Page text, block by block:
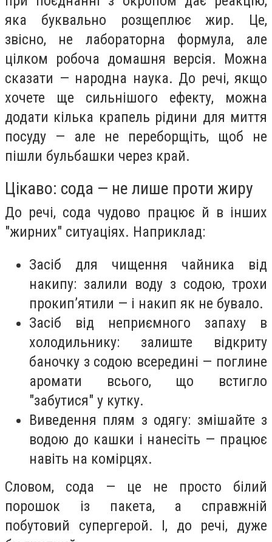
яка буквально розщеплює жир. Це,
звісно, не лабораторна формула, але
цілком робоча домашня версія. Можна
сказати — народна наука. До речі, якщо
хочете ще сильнішого ефекту, можна
додати кілька крапель рідини для миття
посуду — але не переборщіть, щоб не
пішли бульбашки через край.
Цікаво: сода — не лише проти жиру
До речі, сода чудово працює й в інших
"жирних" ситуаціях. Наприклад:
Засіб для чищення чайника від
накипу: залили воду з содою, трохи
прокип’ятили — і накип як не бувало.
Засіб від неприємного запаху в
холодильнику: залиште відкриту
баночку з содою всередині — поглине
аромати всього, що встигло
"забутися" у кутку.
Виведення плям з одягу: змішайте з
водою до кашки і нанесіть — працює
навіть на комірцях.
Словом, сода — це не просто білий
порошок із пакета, а справжній
побутовий супергерой. І, до речі, дуже